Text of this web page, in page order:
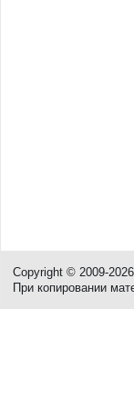
Copyright © 2009-
При копировании